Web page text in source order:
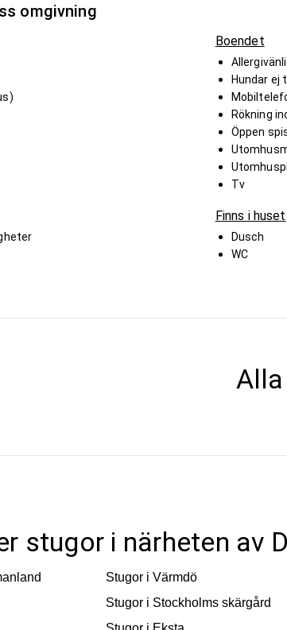
omgivning
Boendet
Hundar ej
Rökning
Öppen
Tv
Finns i huset
Dusch
WC
stugor i närheten av
Stugor i Värmdö
Stugor i Stockholms skärgård